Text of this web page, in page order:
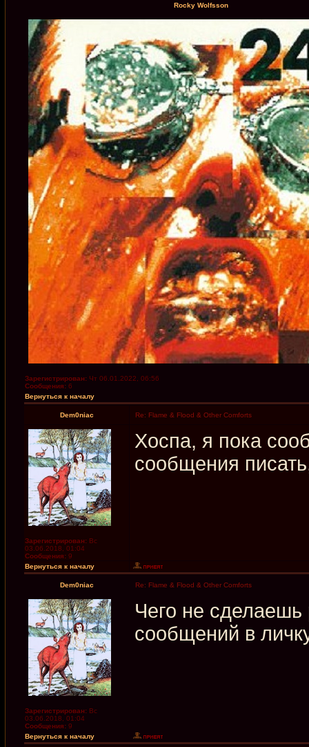
Rocky Wolfsson
Зарегистрирован: Чт 06.01.2022, 06:56
Сообщения: 6
Вернуться к началу
Dem0niac Re: Flame & Flood & Other Comforts
Зарегистрирован: Вс
03.06.2018, 01:04
Сообщения: 9
Хоспа, я пока
сообщения
Вернуться к началу
Dem0niac Re: Flame & Flood & Other Comforts
Зарегистрирован: Вс
03.06.2018, 01:04
Сообщения: 9
Чего не сделаешь
сообщений в
Вернуться к началу